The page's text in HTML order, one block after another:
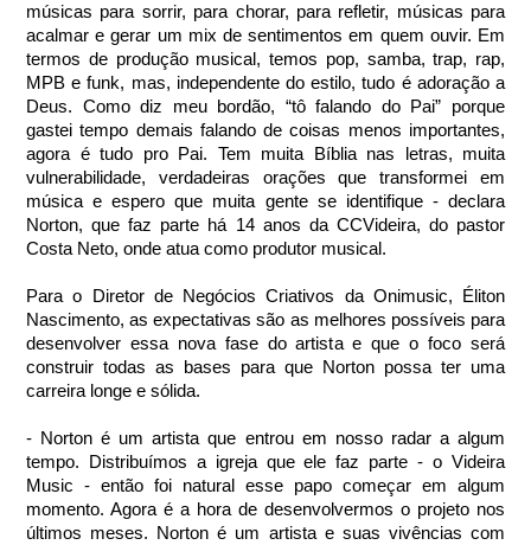
músicas para sorrir, para chorar, para refletir, músicas para
acalmar e gerar um mix de sentimentos em quem ouvir. Em
termos de produção musical, temos pop, samba, trap, rap,
MPB e funk, mas, independente do estilo, tudo é adoração a
Deus. Como diz meu bordão, “tô falando do Pai” porque
gastei tempo demais falando de coisas menos importantes,
agora é tudo pro Pai. Tem muita Bíblia nas letras, muita
vulnerabilidade, verdadeiras orações que transformei em
música e espero que muita gente se identifique - declara
Norton, que faz parte há 14 anos da CCVideira, do pastor
Costa Neto, onde atua como produtor musical.
Para o Diretor de Negócios Criativos da Onimusic, Éliton
Nascimento, as expectativas são as melhores possíveis para
desenvolver essa nova fase do artista e que o foco será
construir todas as bases para que Norton possa ter uma
carreira longe e sólida.
- Norton é um artista que entrou em nosso radar a algum
tempo. Distribuímos a igreja que ele faz parte - o Videira
Music - então foi natural esse papo começar em algum
momento. Agora é a hora de desenvolvermos o projeto nos
últimos meses. Norton é um artista e suas vivências com